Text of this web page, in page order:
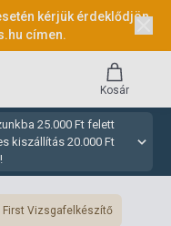
kérjük érdeklődjön
címen.
25.000 Ft felett
kiszállítás 20.000 Ft
Kosár
First Vizsgafelkészítő